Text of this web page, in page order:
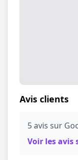
Avis clients
5 avis sur
Voir les avis